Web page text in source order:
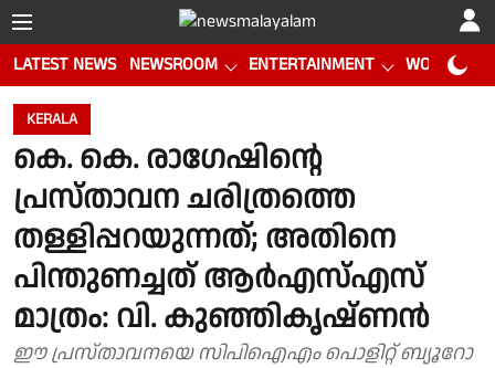
LATEST NEWS NEWSROOM ENTERTAINMENT WORLD CUP
KERALA
കെ. കെ. രാഗേഷിന്റെ
പ്രസ്താവന ചരിത്രത്തെ
തള്ളിപ്പറയുന്നത്; അതിനെ
പിന്തുണച്ചത് ആർഎസ്എസ്
മാത്രം: വി. കുഞ്ഞികൃഷ്ണൻ
ഈ പ്രസ്താവനയെ സിപിഐഎം പൊളിറ്റ് ബ്യൂറോ